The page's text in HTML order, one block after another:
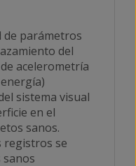
de parámetros
del
acelerometría
sistema visual
en el
sanos.
registros se